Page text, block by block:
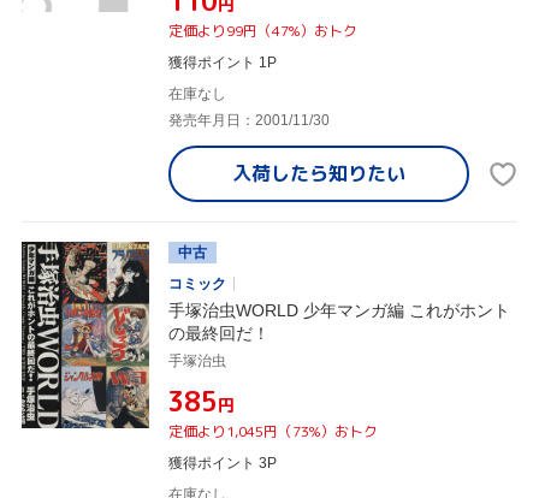
定価より99円（47%）おトク
獲得ポイント 1P
在庫なし
発売年月日：2001/11/30
入荷したら知りたい
中古
コミック
手塚治虫WORLD 少年マンガ編 これがホント
の最終回だ！
手塚治虫
¥385円
定価より1,045円（73%）おトク
獲得ポイント 3P
在庫なし